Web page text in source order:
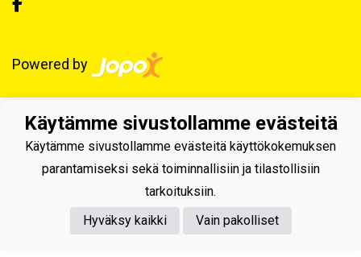
Powered by
Käytämme sivustollamme evästeitä
Käytämme sivustollamme evästeitä käyttökokemuksen
parantamiseksi sekä toiminnallisiin ja tilastollisiin
tarkoituksiin.
Hyväksy kaikki
Vain pakolliset